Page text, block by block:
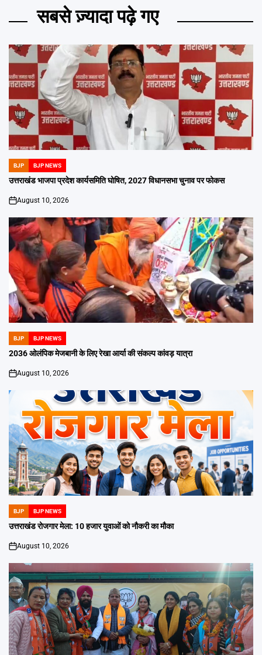
सबसे ज़्यादा पढ़े गए
POSTED
IN
BJP BJP NEWS
उत्तराखंड भाजपा प्रदेश कार्यसमिति घोषित, 2027 विधानसभा चुनाव पर फोकस
on
August 10, 2026
POSTED
IN
BJP BJP NEWS
2036 ओलंपिक मेजबानी के लिए रेखा आर्या की संकल्प कांवड़ यात्रा
on
August 10, 2026
POSTED
IN
BJP BJP NEWS
उत्तराखंड रोजगार मेला: 10 हजार युवाओं को नौकरी का मौका
on
August 10, 2026